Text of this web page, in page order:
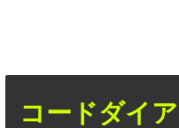
コードダイ